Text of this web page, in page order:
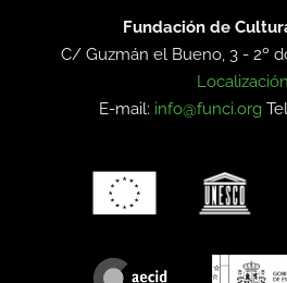
Fundación de
C/ Guzmán el Bueno, 3 - 2º
Localización
E-mail: info@funci.org